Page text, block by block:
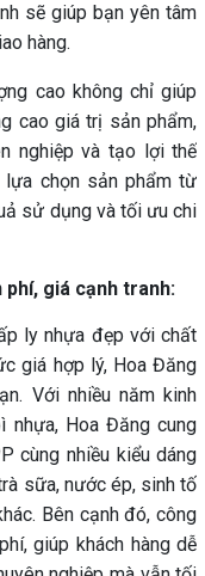
sẽ giúp bạn yên tâm
hàng.
cao không chỉ giúp
cao giá trị sản phẩm,
nghiệp và tạo lợi thế
lựa chọn sản phẩm từ
sử dụng và tối ưu chi
phí, giá cạnh tranh:
ly nhựa đẹp với chất
giá hợp lý, Hoa Đăng
Với nhiều năm kinh
nhựa, Hoa Đăng cung
cùng nhiều kiểu dáng
sữa, nước ép, sinh tố
Bên cạnh đó, công
giúp khách hàng dễ